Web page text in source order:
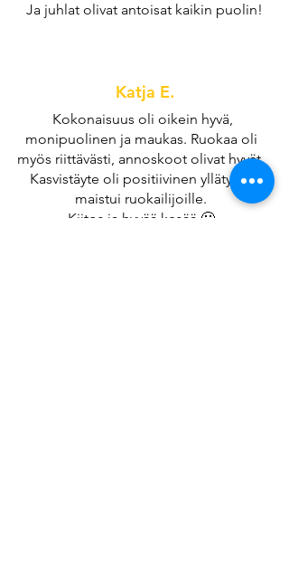
Ja juhlat olivat antoisat kaikin puolin!
Katja E.
Kokonaisuus oli oikein hyvä,
monipuolinen ja maukas. Ruokaa oli
myös riittävästi, annoskoot olivat hyvät.
Kasvistäyte oli positiivinen yllätys ja
maistui ruokailijoille.
Kiitos ja hyvää kesää.🙂